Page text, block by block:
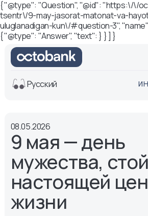
{ "@type": "Question", "@id": "https:\/\/
tsentr\/9-may-jasorat-matonat-va-
uluglanadigan-kun\/#question-3",
{ "@type": "Answer", "text": } } ] }
Обычная
версия
белая
версия
Озвучить
Размер шрифта
Aa -
Русский
08.05.2026
9 мая — день
мужества,
настоящей
жизни